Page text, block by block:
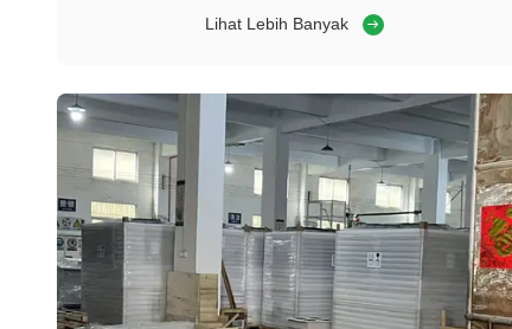
Factory di Shunde, FoshanRuang bengkel: 12.000 m2
Lihat Lebih Banyak